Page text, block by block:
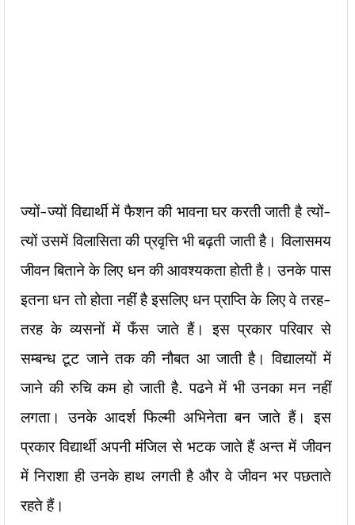
ज्यों-ज्यों विद्यार्थी में फैशन की भावना घर करती जाती है त्यों-
त्यों उसमें विलासिता की प्रवृत्ति भी बढ़ती जाती है। विलासमय
जीवन बिताने के लिए धन की आवश्यकता होती है। उनके पास
इतना धन तो होता नहीं है इसलिए धन प्राप्ति के लिए वे तरह-
तरह के व्यसनों में फँस जाते हैं। इस प्रकार परिवार से
सम्बन्ध टूट जाने तक की नौबत आ जाती है। विद्यालयों में
जाने की रुचि कम हो जाती है. पढने में भी उनका मन नहीं
लगता। उनके आदर्श फिल्मी अभिनेता बन जाते हैं। इस
प्रकार विद्यार्थी अपनी मंजिल से भटक जाते हैं अन्त में जीवन
में निराशा ही उनके हाथ लगती है और वे जीवन भर पछताते
रहते हैं।